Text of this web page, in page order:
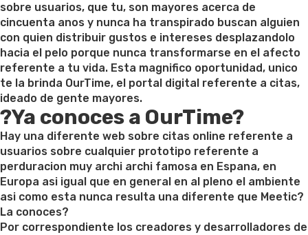
sobre usuarios, que tu, son mayores acerca de
cincuenta anos y nunca ha transpirado buscan alguien
con quien distribuir gustos e intereses desplazandolo
hacia el pelo porque nunca transformarse en el afecto
referente a tu vida. Esta magnifico oportunidad, unico
te la brinda OurTime, el portal digital referente a citas,
ideado de gente mayores.
?Ya conoces a OurTime?
Hay una diferente web sobre citas online referente a
usuarios sobre cualquier prototipo referente a
perduracion muy archi archi famosa en Espana, en
Europa asi igual que en general en al pleno el ambiente
asi como esta nunca resulta una diferente que Meetic?
La conoces?
Por correspondiente los creadores y desarrolladores de